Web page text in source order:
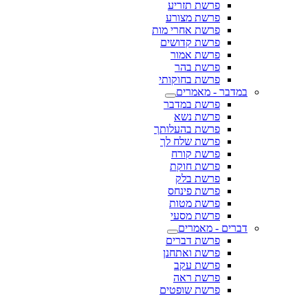
פרשת תזריע
פרשת מצורע
פרשת אחרי מות
פרשת קדושים
פרשת אמור
פרשת בהר
פרשת בחוקותי
במדבר - מאמרים
פרשת במדבר
פרשת נשא
פרשת בהעלותך
פרשת שלח לך
פרשת קורח
פרשת חוקת
פרשת בלק
פרשת פינחס
פרשת מטות
פרשת מסעי
דברים - מאמרים
פרשת דברים
פרשת ואתחנן
פרשת עקב
פרשת ראה
פרשת שופטים